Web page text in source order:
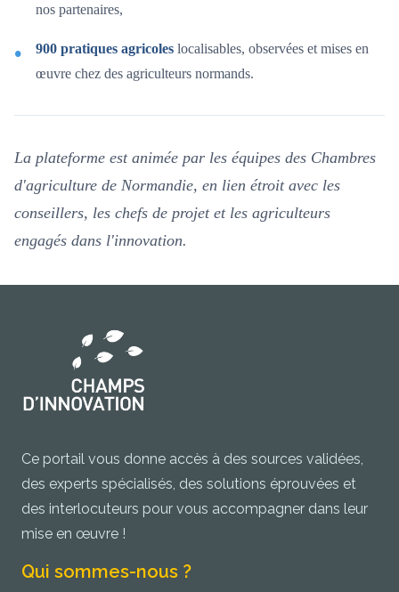
nos partenaires,
900 pratiques agricoles localisables, observées et mises en
œuvre chez des agriculteurs normands.
La plateforme est animée par les équipes des Chambres
d'agriculture de Normandie, en lien étroit avec les
conseillers, les chefs de projet et les agriculteurs
engagés dans l'innovation.
Ce portail vous donne accès à des sources validées,
des experts spécialisés, des solutions éprouvées et
des interlocuteurs pour vous accompagner dans leur
mise en œuvre !
Qui sommes-nous ?